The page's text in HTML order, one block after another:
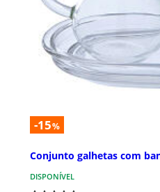
-15%
Conjunto galhetas com
DISPONÍVEL